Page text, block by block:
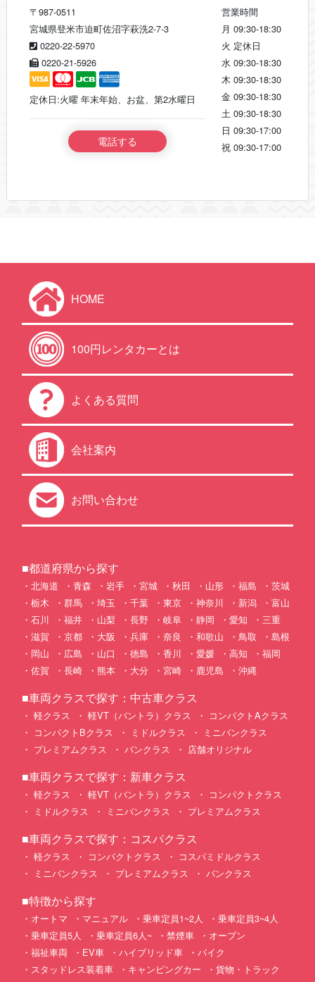
〒987-0511
宮城県登米市迫町佐沼字萩洗2-7-3
0220-22-5970
0220-21-5926
定休日:火曜 年末年始、お盆、第2水曜日
電話する
営業時間
月 09:30-18:30
火 定休日
水 09:30-18:30
木 09:30-18:30
金 09:30-18:30
土 09:30-18:30
日 09:30-17:00
祝 09:30-17:00
HOME
100円レンタカーとは
よくある質問
会社案内
お問い合わせ
■都道府県から探す
北海道 青森 岩手 宮城 秋田 山形 福島
茨城
栃木
群馬 埼玉 千葉 東京 神奈川 新潟
富山
石川
福井 山梨 長野 岐阜 静岡 愛知
三重
滋賀
京都 大阪 兵庫 奈良 和歌山 鳥取
島根
岡山
広島 山口 徳島 香川 愛媛 高知
福岡
佐賀
長崎 熊本 大分 宮崎 鹿児島 沖縄
■車両クラスで探す：中古車クラス
軽クラス 軽VT（バントラ）クラス
コンパクトAクラス
コンパクトBクラス
ミドルクラス
ミニバンクラス
プレミアムクラス
バンクラス 店舗オリジナル
■車両クラスで探す：新車クラス
軽クラス 軽VT（バントラ）クラス
コンパクトクラス
ミドルクラス
ミニバンクラス プレミアムクラス
■車両クラスで探す：コスパクラス
軽クラス コンパクトクラス
コスパミドルクラス
ミニバンクラス
プレミアムクラス バンクラス
■特徴から探す
オートマ マニュアル 乗車定員1~2人
乗車定員3~4人
乗車定員5人
乗車定員6人~ 禁煙車
オープン
福祉車両
EV車 ハイブリッド車
バイク
スタッドレス装着車
キャンピングカー
貨物・トラック